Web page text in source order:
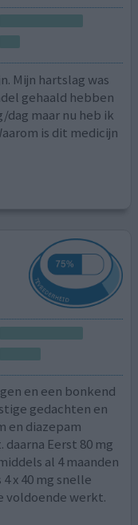
Mijn hartslag was
gehaald hebben
dag maar nu heb ik
is dit medicijn
en een bonkend
gedachten en
en diazepam
Eerst 80 mg
al 4 maanden
x 40 mg snelle
voldoende werkt.